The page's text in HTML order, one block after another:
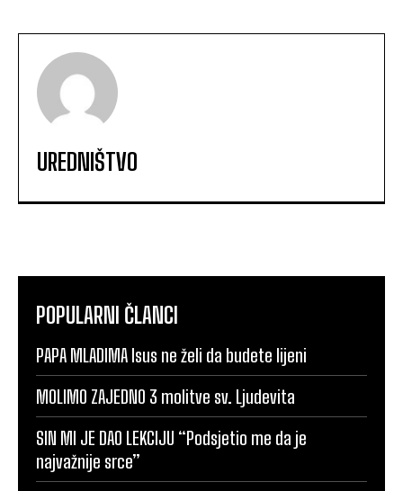
UREDNIŠTVO
POPULARNI ČLANCI
PAPA MLADIMA Isus ne želi da budete lijeni
MOLIMO ZAJEDNO 3 molitve sv. Ljudevita
SIN MI JE DAO LEKCIJU “Podsjetio me da je
najvažnije srce”